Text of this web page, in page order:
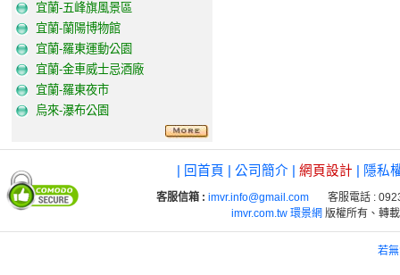
宜蘭-五峰旗風景區
宜蘭-蘭陽博物館
宜蘭-羅東運動公園
宜蘭-金車威士忌酒廠
宜蘭-羅東夜市
烏來-瀑布公園